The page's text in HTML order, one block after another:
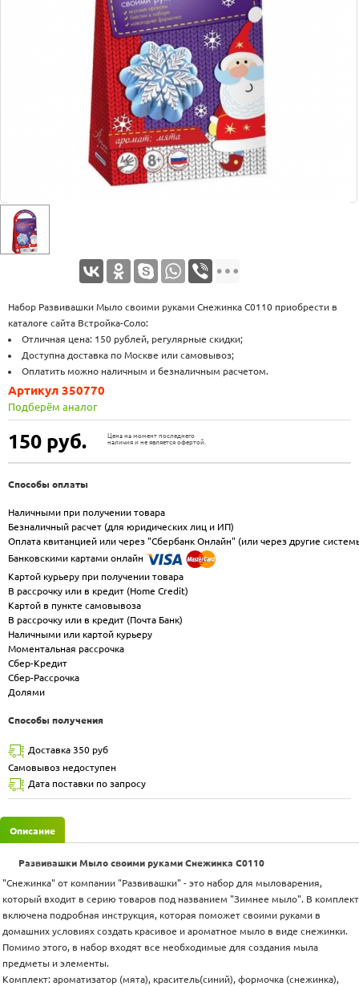
Набор Развивашки Мыло своими руками Снежинка С0110 приобрести в
каталоге сайта Встройка-Соло:
Отличная цена: 150 рублей, регулярные скидки;
Доступна доставка по Москве или самовывоз;
Оплатить можно наличным и безналичным расчетом.
150 руб.
Цена на момент последнего
наличия и не является офертой.
Артикул 350770
Подберём аналог
Способы оплаты
Наличными при получении товара
Безналичный расчет (для юридических лиц и ИП)
Оплата квитанцией или через "Сбербанк Онлайн" (или через другие
Банковскими картами онлайн
Картой курьеру при получении товара
В рассрочку или в кредит (Home Credit)
Картой в пункте самовывоза
В рассрочку или в кредит (Почта Банк)
Наличными или картой курьеру
Моментальная рассрочка
Сбер-Кредит
Сбер-Рассрочка
Долями
Способы получения
Доставка 350 руб
Самовывоз недоступен
Дата поставки по запросу
Описание
Развивашки Мыло своими руками Снежинка С0110
"Снежинка" от компании "Развивашки" - это набор для мыловарения,
который входит в серию товаров под названием "Зимнее мыло". В комплект
включена подробная инструкция, которая поможет своими руками в
домашних условиях создать красивое и ароматное мыло в виде снежинки.
Помимо этого, в набор входят все необходимые для создания мыла
предметы и элементы.
Комплект: ароматизатор (мята), краситель(синий), формочка (снежинка),